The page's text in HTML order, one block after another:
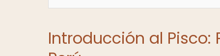
Introducción al Pisco: